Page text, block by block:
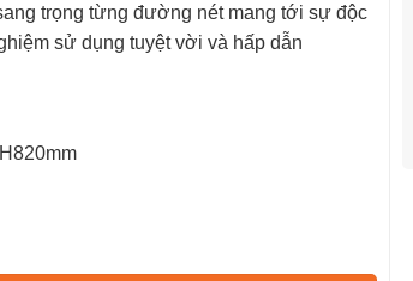
trọng từng đường nét mang tới sự độc
sử dụng tuyệt vời và hấp dẫn